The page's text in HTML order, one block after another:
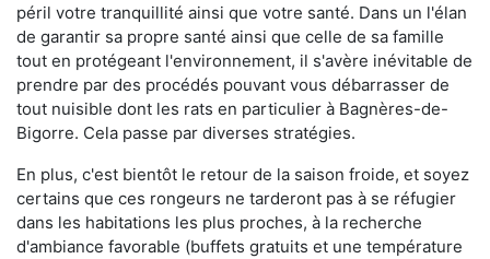
péril votre tranquillité ainsi que votre santé. Dans un l'élan
de garantir sa propre santé ainsi que celle de sa famille
tout en protégeant l'environnement, il s'avère inévitable de
prendre par des procédés pouvant vous débarrasser de
tout nuisible dont les rats en particulier à Bagnères-de-
Bigorre. Cela passe par diverses stratégies.
En plus, c'est bientôt le retour de la saison froide, et soyez
certains que ces rongeurs ne tarderont pas à se réfugier
dans les habitations les plus proches, à la recherche
d'ambiance favorable (buffets gratuits et une température